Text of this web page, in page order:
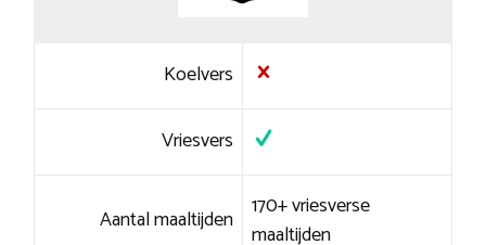
Koelvers
Vriesvers
Aantal maaltijden 170+ vriesverse
maaltijden